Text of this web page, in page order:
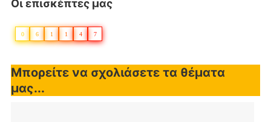
Οι επισκέπτες μας
0 6 1 1 4 7
Μπορείτε να σχολιάσετε τα θέματα
μας...